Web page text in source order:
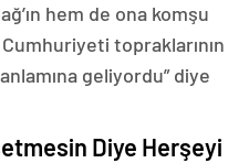
hem de ona komşu
topraklarının
geliyordu” diye
Diye Herşeyi